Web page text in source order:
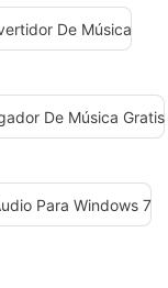
De Música
De Música Gratis
Para Windows 7